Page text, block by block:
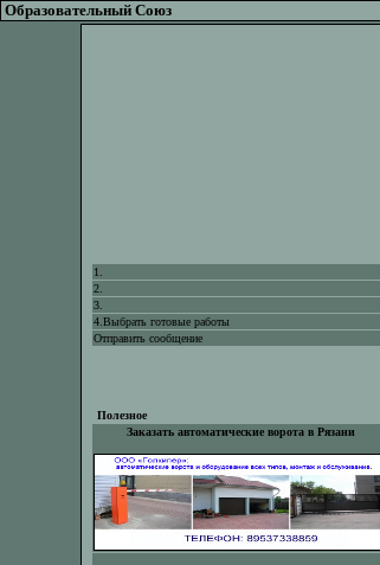
Образовательный Союз
1.
2.
3.
4.Выбрать готовые работы
Отправить сообщение
Полезное
Заказать автоматические ворота в Рязани